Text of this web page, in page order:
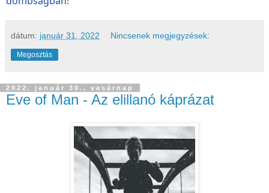
dátum: január 31, 2022 Nincsenek megjegyzések:
Megosztás
2022. január 30., vasárnap
Eve of Man - Az elillanó káprázat